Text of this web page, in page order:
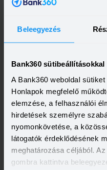
Beleegyezés
Bank360
A Bank360 weboldal
Honlapok megfelelő
elemzése, a felhasználói
hirdetések személyre
nyomonkövetése, a
látogatók érdeklődésének
meghatározása céljából.
gombra kattintva
2 000 000 -
Minimum jövedelem: